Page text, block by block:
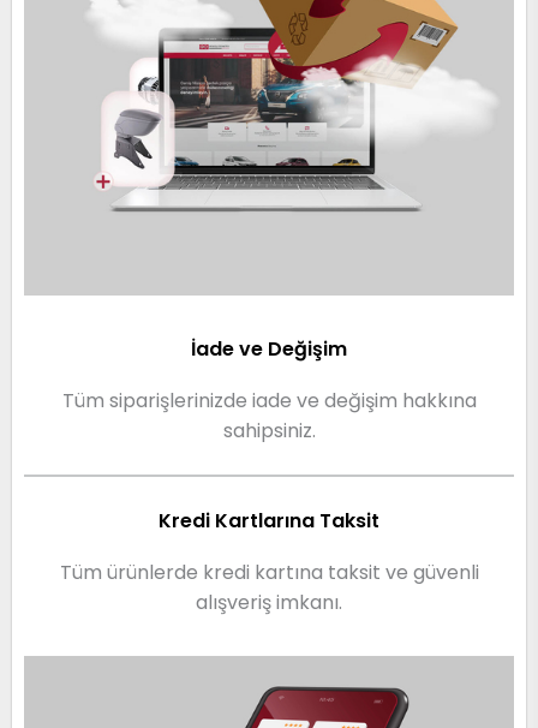
İade ve Değişim
Tüm siparişlerinizde iade ve değişim hakkına
sahipsiniz.
Kredi Kartlarına Taksit
Tüm ürünlerde kredi kartına taksit ve güvenli
alışveriş imkanı.